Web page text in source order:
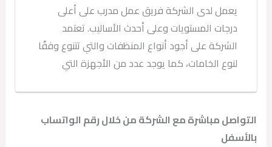
يعمل لدى الشركة فريق عمل مدرب على أعلى
درجات المستويات وعلى أحدث الأساليب. تعتمد
الشركة على أجود أنواع المنظفات والتي تتنوع وفقًا
لنوع الخامات، كما يوجد عدد من الأجهزة التي
التواصل مباشرة مع الشركة من خلال رقم الواتساب
بالأسفل